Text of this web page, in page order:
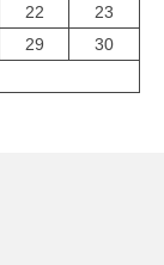
22
23
29
30